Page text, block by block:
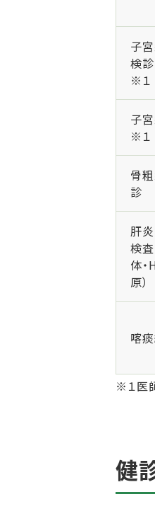
子
検診
※１
子
※１
骨
診
肝
検
体
原）
喀
※１医
健